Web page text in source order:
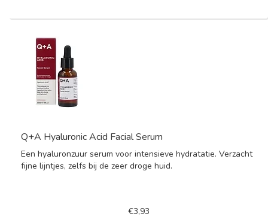
Q+A Hyaluronic Acid Facial Serum
Een hyaluronzuur serum voor intensieve hydratatie. Verzacht
fijne lijntjes, zelfs bij de zeer droge huid.
€3,93